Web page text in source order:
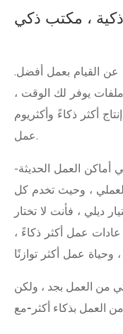
، مكتب ذكي
عن القيام بعمل أفضل.
يوفر لك الوقت ،
أكثر ذكاءً وأكثريوم
عمل.
أماكن العمل الحديثة-
، وحيث تخدم كل
ديلي ، فأنت لا تختار
عادات عمل أكثر ذكاءً ،
من العمل بجد ، ولكن